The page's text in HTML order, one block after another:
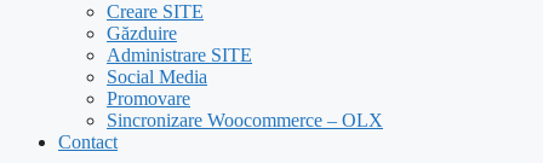
Creare SITE
Găzduire
Administrare SITE
Social Media
Promovare
Sincronizare Woocommerce – OLX
Contact